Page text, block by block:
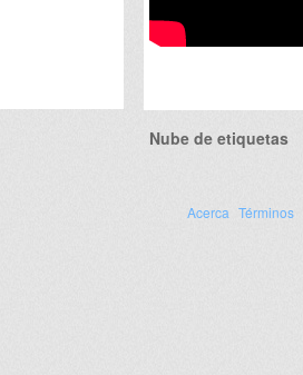
Nube de etiquetas
Acerca Términos